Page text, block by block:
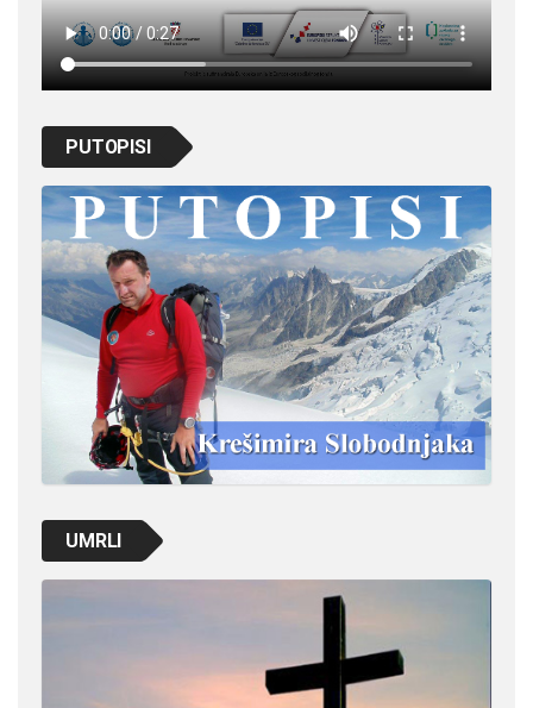
PUTOPISI
UMRLI